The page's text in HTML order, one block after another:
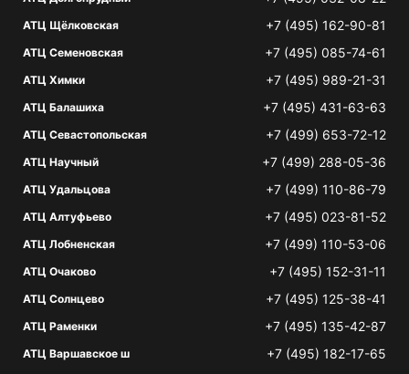
АТЦ Щёлковская +7 (495) 162-90-81
АТЦ Семеновская +7 (495) 085-74-61
АТЦ Химки +7 (495) 989-21-31
АТЦ Балашиха +7 (495) 431-63-63
АТЦ Севастопольская +7 (499) 653-72-12
АТЦ Научный +7 (499) 288-05-36
АТЦ Удальцова +7 (499) 110-86-79
АТЦ Алтуфьево +7 (495) 023-81-52
АТЦ Лобненская +7 (499) 110-53-06
АТЦ Очаково +7 (495) 152-31-11
АТЦ Солнцево +7 (495) 125-38-41
АТЦ Раменки +7 (495) 135-42-87
АТЦ Варшавское ш +7 (495) 182-17-65